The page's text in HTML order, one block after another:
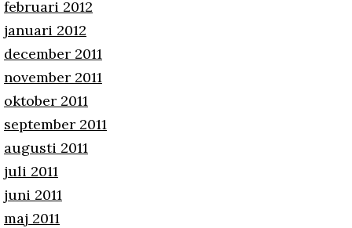
februari 2012
januari 2012
december 2011
november 2011
oktober 2011
september 2011
augusti 2011
juli 2011
juni 2011
maj 2011